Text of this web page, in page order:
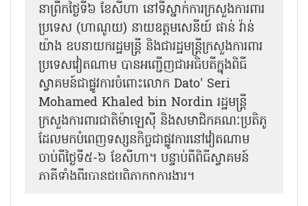
នា​ព្រឹកថ្ងៃទី៦ ខែសីហា នៅទីស្នាក់ការក្រសួងការពារ
ប្រទេស (ហាណូយ) នាយឧត្តមសេនីយ៍ ផាន់ វ៉ាន់
យ៉ាង ឧបនាយករដ្ឋមន្ត្រី និងជារដ្ឋមន្ត្រីក្រសួងការពារ
ប្រទេសវៀតណាម បានអញ្ជើញជាអធិបតីក្នុងពិធី
ស្វាគមន៍ជាផ្លូវការ​ចំពោះលោក Dato' Seri
Mohamed Khaled bin Nordin រដ្ឋមន្ត្រី
ក្រសួងការពារជាតិម៉ាឡេស៊ី និងសមាជិកគណៈប្រតិភូ
ដែលមកបំពេញទស្សនកិច្ចជាផ្លូវការនៅវៀតណាម
ចាប់ពីថ្ងៃទី៥-៦ ខែសីហា។ បន្ទាប់ពីពិធីស្វាគមន៍
ភាគីទាំងពីរបានជួបពិភាក្សាការងារ​។